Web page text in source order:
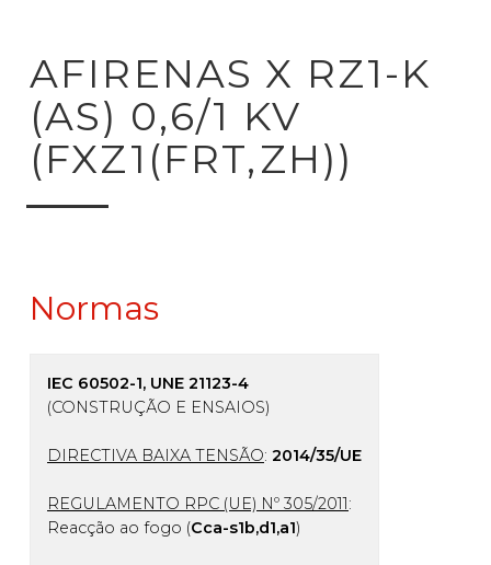
ao buscador de produtos
AFIRENAS X RZ1-K
(AS) 0,6/1 KV
(FXZ1(FRT,ZH))
Normas
IEC 60502-1, UNE 21123-4
(CONSTRUÇÃO E ENSAIOS)
DIRECTIVA BAIXA TENSÃO: 2014/35/UE
REGULAMENTO RPC (UE) Nº 305/2011:
Reacção ao fogo (Cca-s1b,d1,a1)